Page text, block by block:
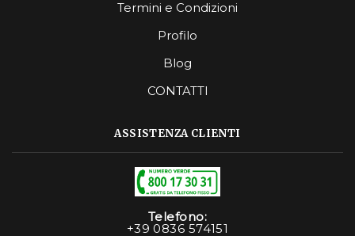
Termini e Condizioni
Profilo
Blog
CONTATTI
ASSISTENZA CLIENTI
Telefono:
+39 0836 574151